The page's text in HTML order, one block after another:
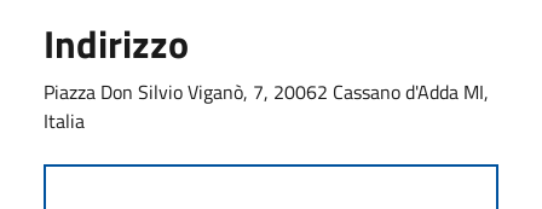
Indirizzo
Piazza Don Silvio Viganò, 7, 20062 Cassano d'Adda MI,
Italia